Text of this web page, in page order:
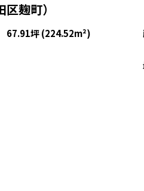
麹町）
67.91坪 (224.52m²)